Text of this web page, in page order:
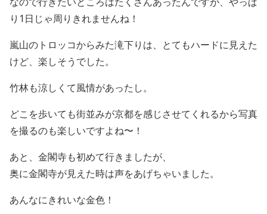
り1日じゃ周りきれませんね！
嵐山のトロッコからみた滝下りは、とてもハードに見えた
けど、楽しそうでした。
竹林も涼しくて風情があったし。
どこを歩いても街並みが京都を感じさせてくれるから写真
を撮るのも楽しいですよね〜！
あと、金閣寺も初めて行きましたが、
奥に金閣寺が見えた時は声をあげちゃいました。
あんなにきれいな金色！